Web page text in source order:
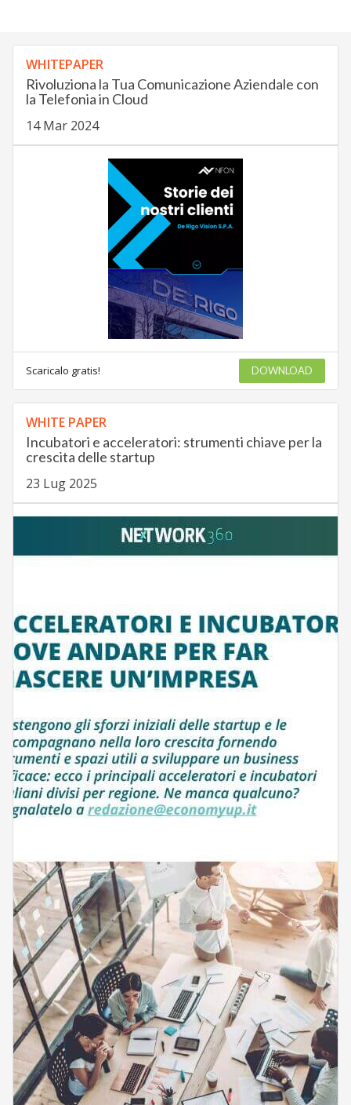
WHITEPAPER
Rivoluziona la Tua Comunicazione Aziendale con
la Telefonia in Cloud
14 Mar 2024
Scaricalo gratis! DOWNLOAD
WHITE PAPER
Incubatori e acceleratori: strumenti chiave per la
crescita delle startup
23 Lug 2025